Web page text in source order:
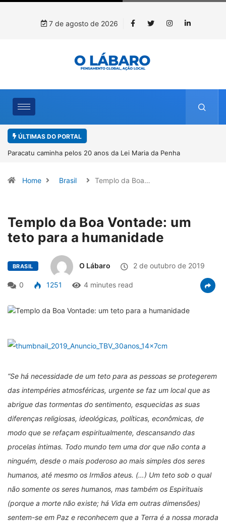
7 de agosto de 2026
ÚLTIMAS DO PORTAL
Projeto CUTUCAR abre nova edição e semeia o futuro
Home Brasil Templo da Boa…
Templo da Boa Vontade: um
teto para a humanidade
BRASIL O Lábaro 2 de outubro de 2019
0 1251 4 minutes read
“Se há necessidade de um teto para as pessoas se protegerem
das intempéries atmosféricas, urgente se faz um local que as
abrigue das tormentas do sentimento, esquecidas as suas
diferenças religiosas, ideológicas, políticas, econômicas, de
modo que se refaçam espiritualmente, descansando das
procelas íntimas. Todo mundo tem uma dor que não conta a
ninguém, desde o mais poderoso ao mais simples dos seres
humanos, até mesmo os Irmãos ateus. (…) Um teto sob o qual
não somente os seres humanos, mas também os Espirituais
(porque a morte não existe; há Vida em outras dimensões)
sentem-se em Paz e reconhecem que a Terra é a nossa morada